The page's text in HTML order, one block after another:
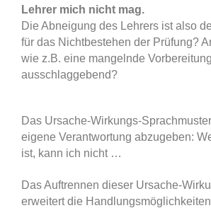
Lehrer mich nicht mag.
Die Abneigung des Lehrers ist also
für das Nichtbestehen der Prüfung?
wie z.B. eine mangelnde
ausschlaggebend?
Das Ursache-Wirkungs-
eigene Verantwortung abzugeben:
ist, kann ich nicht …
Das Auftrennen dieser Ursache-
erweitert die